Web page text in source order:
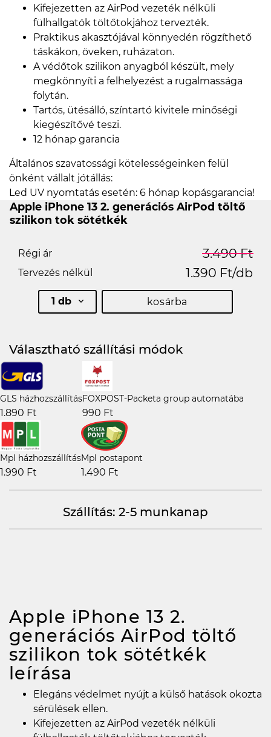
Kifejezetten az AirPod vezeték nélküli
fülhallgatók töltőtokjához tervezték.
Praktikus akasztójával könnyedén rögzíthető
táskákon, öveken, ruházaton.
A védőtok szilikon anyagból készült, mely
megkönnyíti a felhelyezést a rugalmassága
folytán.
Tartós, ütésálló, színtartó kivitele minőségi
kiegészítővé teszi.
12 hónap garancia
Általános szavatossági kötelességeinken felül
önként vállalt jótállás:
Led UV nyomtatás esetén: 6 hónap kopásgarancia!
Apple iPhone 13 2. generációs AirPod töltő
szilikon tok sötétkék
Régi ár 3.490 Ft
Tervezés nélkül 1.390 Ft/db
1 db kosárba
Választható szállítási módok
GLS házhozszállítás
1.890 Ft
FOXPOST-Packeta group automatába
990 Ft
Mpl házhozszállítás
1.990 Ft
Mpl postapont
1.490 Ft
Szállítás: 2-5 munkanap
Apple iPhone 13 2.
generációs AirPod töltő
szilikon tok sötétkék
leírása
Elegáns védelmet nyújt a külső hatások okozta
sérülések ellen.
Kifejezetten az AirPod vezeték nélküli